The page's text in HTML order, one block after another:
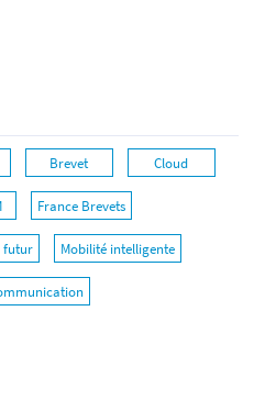
Brevet Cloud
France Brevets
futur Mobilité intelligente